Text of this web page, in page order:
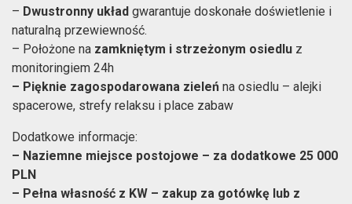
– Dwustronny układ gwarantuje doskonałe doświetlenie i
naturalną przewiewność.
– Położone na zamkniętym i strzeżonym osiedlu z
monitoringiem 24h
– Pięknie zagospodarowana zieleń na osiedlu – alejki
spacerowe, strefy relaksu i place zabaw
Dodatkowe informacje:
– Naziemne miejsce postojowe – za dodatkowe 25 000
PLN
– Pełna własność z KW – zakup za gotówkę lub z